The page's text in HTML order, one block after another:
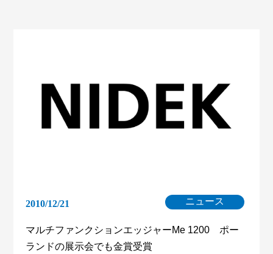
2010/12/21 ニュース
マルチファンクションエッジャーMe 1200 ポー
ランドの展示会でも金賞受賞